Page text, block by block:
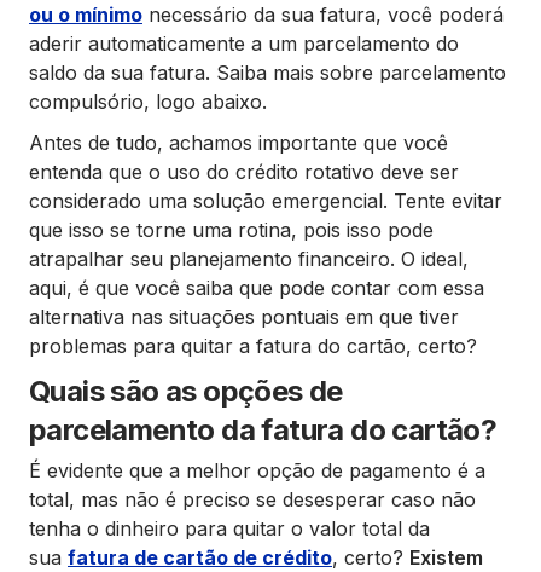
ou o mínimo necessário da sua fatura, você poderá
aderir automaticamente a um parcelamento do
saldo da sua fatura. Saiba mais sobre parcelamento
compulsório, logo abaixo.
Antes de tudo, achamos importante que você
entenda que o uso do crédito rotativo deve ser
considerado uma solução emergencial. Tente evitar
que isso se torne uma rotina, pois isso pode
atrapalhar seu planejamento financeiro. O ideal,
aqui, é que você saiba que pode contar com essa
alternativa nas situações pontuais em que tiver
problemas para quitar a fatura do cartão, certo?
Quais são as opções de
parcelamento da fatura do cartão?
É evidente que a melhor opção de pagamento é a
total, mas não é preciso se desesperar caso não
tenha o dinheiro para quitar o valor total da
sua fatura de cartão de crédito, certo? Existem